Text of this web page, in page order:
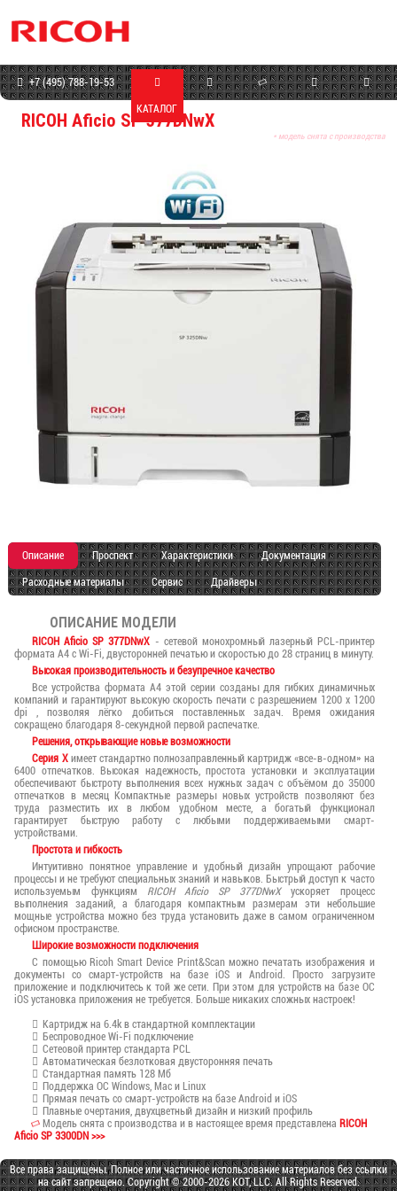
+7 (495) 788-19-53
КАТАЛОГ
RICOH Aficio SP 377DNwX
* модель снята с производства
Описание Проспект Характеристики Документация
Расходные материалы Сервис Драйверы
ОПИСАНИЕ МОДЕЛИ
RICOH Aficio SP 377DNwX - сетевой монохромный лазерный PCL-принтер
формата А4 с Wi-Fi, двусторонней печатью и скоростью до 28 страниц в минуту.
Высокая производительность и безупречное качество
Все устройства формата A4 этой серии созданы для гибких динамичных
компаний и гарантируют высокую скорость печати с разрешением 1200 x 1200
dpi , позволяя лёгко добиться поставленных задач. Время ожидания
сокращено благодаря 8-секундной первой распечатке.
Решения, открывающие новые возможности
Серия Xимеет стандартно полнозаправленный картридж «все-в-одном» на
6400 отпечатков. Высокая надежность, простота установки и эксплуатации
обеспечивают быстроту выполнения всех нужных задач с объёмом до 35000
отпечатков в месяц Компактные размеры новых устройств позволяют без
труда разместить их в любом удобном месте, а богатый функционал
гарантирует быструю работу с любыми поддерживаемыми смарт-
устройствами.
Простота и гибкость
Интуитивно понятное управление и удобный дизайн упрощают рабочие
процессы и не требуют специальных знаний и навыков. Быстрый доступ к часто
используемым функциям RICOH Aficio SP 377DNwXускоряет процесс
выполнения заданий, а благодаря компактным размерам эти небольшие
мощные устройства можно без труда установить даже в самом ограниченном
офисном пространстве.
Широкие возможности подключения
С помощью Ricoh Smart Device Print&Scan можно печатать изображения и
документы со смарт-устройств на базе iOS и Android. Просто загрузите
приложение и подключитесь к той же сети. При этом для устройств на базе ОС
iOS установка приложения не требуется. Больше никаких сложных настроек!
Картридж на 6.4k в стандартной комплектации
Беспроводное Wi-Fi подключение
Сетеовой принтер стандарта PCL
Автоматическая безлотковая двусторонняя печать
Стандартная память 128 Мб
Поддержка ОС Windows, Mac и Linux
Прямая печать со смарт-устройств на базе Android и iOS
Плавные очертания, двухцветный дизайн и низкий профиль
Модель снята с производства и в настоящее время представлена RICOH
Aficio SP 3300DN >>>
Все права защищены. Полное или частичное использование материалов без ссылки
на сайт запрещено. Copyright © 2000-2026 KOT, LLC. All Rights Reserved.